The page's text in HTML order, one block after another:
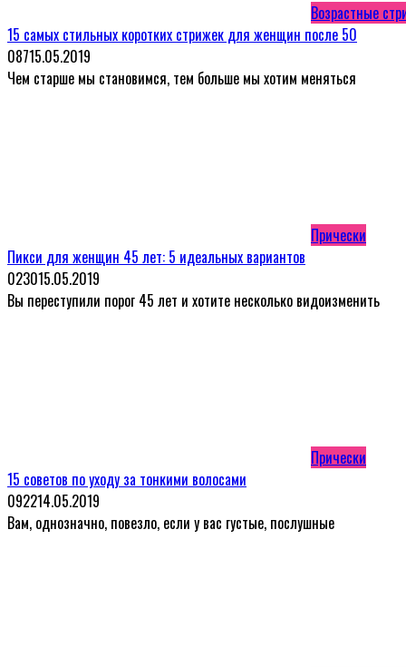
Возрастные
15 самых стильных коротких стрижек для женщин после 50
08715.05.2019
Чем старше мы становимся, тем больше мы хотим меняться
Прически
Пикси для женщин 45 лет: 5 идеальных вариантов
023015.05.2019
Вы переступили порог 45 лет и хотите несколько видоизменить
Прически
15 советов по уходу за тонкими волосами
092214.05.2019
Вам, однозначно, повезло, если у вас густые, послушные